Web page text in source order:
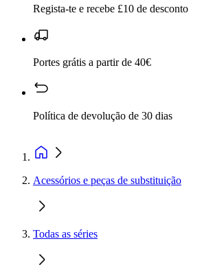
Regista-te e recebe £10 de desconto
Portes grátis a partir de 40€
Política de devolução de 30 dias
Acessórios e peças de substituição
Todas as séries